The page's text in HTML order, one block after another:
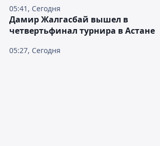
05:41, Сегодня
05:27, Сегодня
Дамир Жалгасбай вышел в
четвертьфинал турнира в Астане